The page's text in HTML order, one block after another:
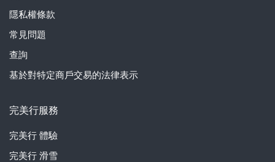
隱私權條款
常見問題
查詢
基於對特定商戶交易的法律表示
完美行服務
完美行體驗
完美行滑雪